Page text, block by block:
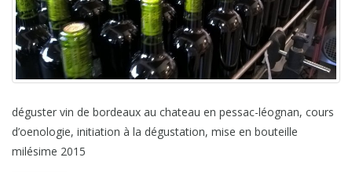
déguster vin de bordeaux au chateau en pessac-léognan, cours
d’oenologie, initiation à la dégustation, mise en bouteille
milésime 2015